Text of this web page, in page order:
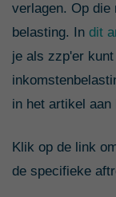
verlagen. Op die
belasting. In dit
je als zzp'er
in het artikel aan
Klik op de link
de specifieke